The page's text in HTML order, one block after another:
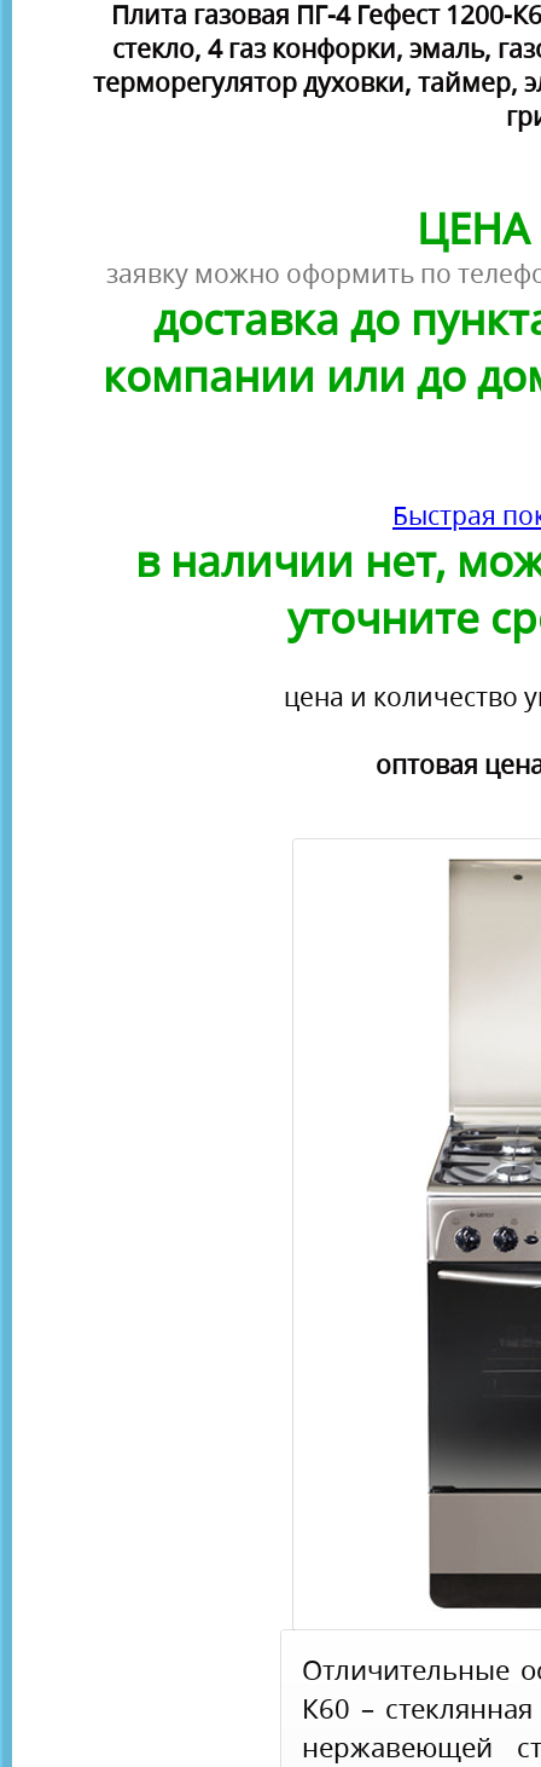
Плита газовая ПГ-4 Гефест 1200-
стекло, 4 газ конфорки, эмаль,
терморегулятор духовки, таймер,
ЦЕНА
заявку можно оформить по
доставка до
компании или до
Быстрая
в наличии нет,
уточните
цена и количество
оптовая
Отличительные
К60 –
нержавеющей